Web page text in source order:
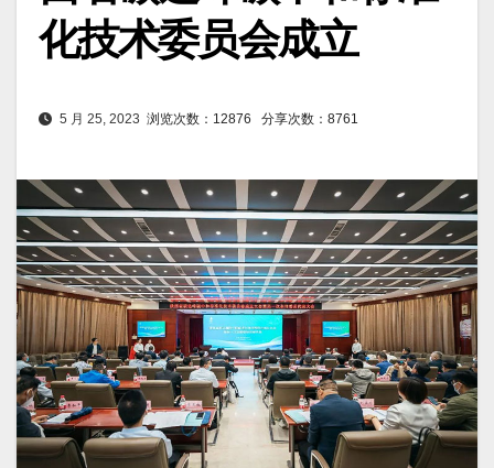
化技术委员会成立
5 月 25, 2023 浏览次数：12876 分享次数：8761